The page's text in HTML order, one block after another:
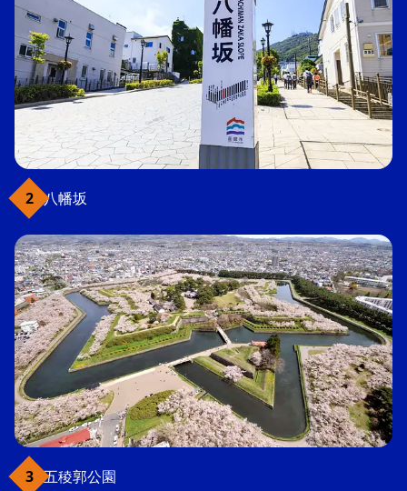
八幡坂
五稜郭公園